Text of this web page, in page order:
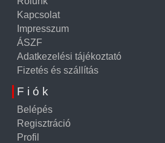
Kapcsolat
Impresszum
ÁSZF
Adatkezelési tájékoztató
Fizetés és szállítás
Fiók
Belépés
Regisztráció
Profil